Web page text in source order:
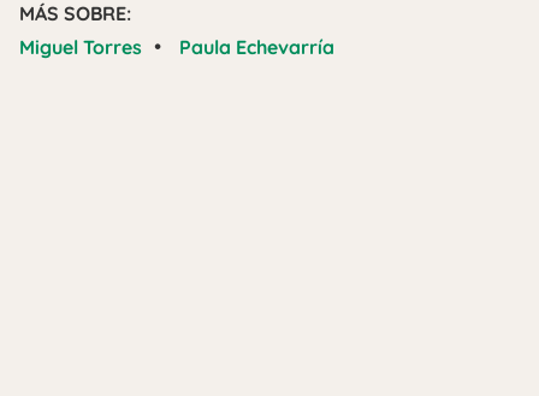
MÁS SOBRE:
Miguel Torres • Paula Echevarría